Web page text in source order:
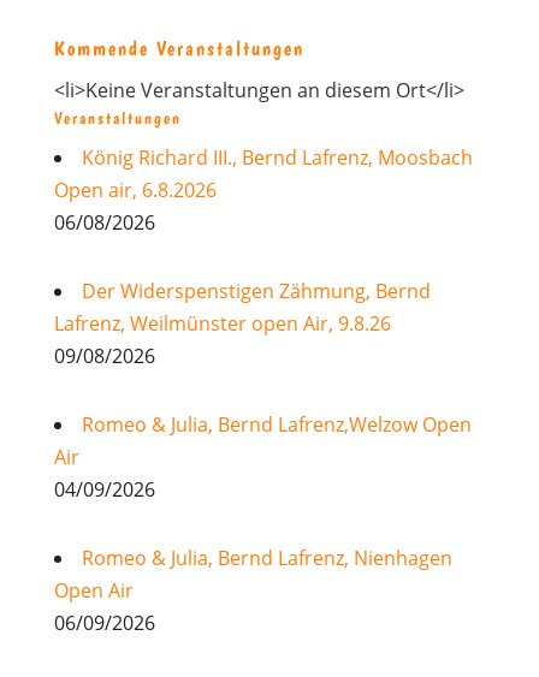
Kommende Veranstaltungen
<li>Keine Veranstaltungen an diesem Ort</li>
Veranstaltungen
König Richard III., Bernd Lafrenz, Moosbach
Open air, 6.8.2026
06/08/2026
Der Widerspenstigen Zähmung, Bernd
Lafrenz, Weilmünster open Air, 9.8.26
09/08/2026
Romeo & Julia, Bernd Lafrenz,Welzow Open
Air
04/09/2026
Romeo & Julia, Bernd Lafrenz, Nienhagen
Open Air
06/09/2026